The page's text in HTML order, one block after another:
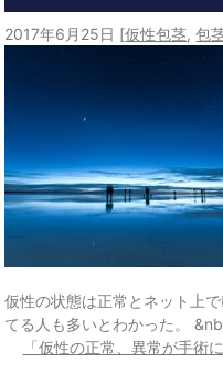
2017年6月25日 [仮性包茎,包
仮性の状態は正常とネット上
てる人も多いとわかった。
「仮性の正常、異常が手術